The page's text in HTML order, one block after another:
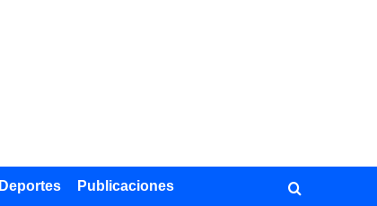
Deportes Publicaciones